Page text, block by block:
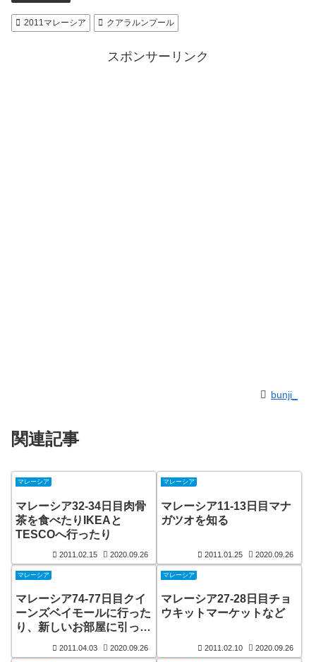
2011マレーシア クアラルンプール
スポンサーリンク
bunji_
関連記事
マレーシア
マレーシア32-34日目肉骨
茶を食べたりIKEAと
TESCOへ行ったり
2011.02.15 2020.09.26
マレーシア
マレーシア11-13日目マナ
ガツオを知る
2011.01.25 2020.09.26
マレーシア
マレーシア74-77日目クイ
ーンズベイモールに行った
り、新しいお部屋に引っ越
2011.04.03 2020.09.26
マレーシア
マレーシア27-28日目チョ
ウキットマーケットなど
2011.02.10 2020.09.26